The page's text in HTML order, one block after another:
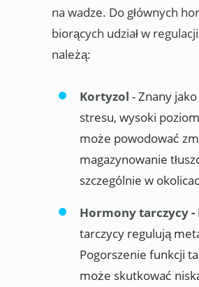
na wadze. Do głównych
biorących udział w
należą:
Kortyzol - Znany
stresu, wysoki
może powodować
magazynowanie
szczególnie w
Hormony tarczycy
tarczycy regulują
Pogorszenie funkcji
może skutkować